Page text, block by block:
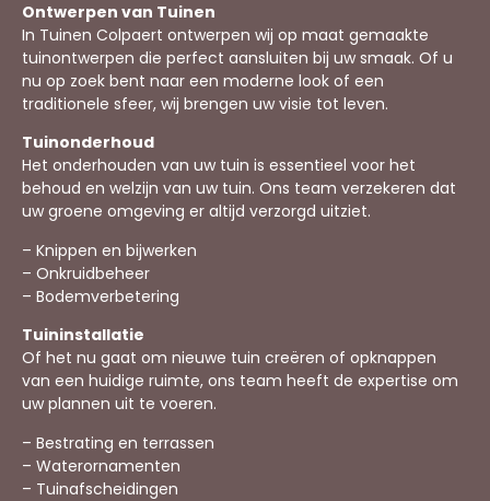
Ontwerpen van Tuinen
In Tuinen Colpaert ontwerpen wij op maat gemaakte
tuinontwerpen die perfect aansluiten bij uw smaak. Of u
nu op zoek bent naar een moderne look of een
traditionele sfeer, wij brengen uw visie tot leven.
Tuinonderhoud
Het onderhouden van uw tuin is essentieel voor het
behoud en welzijn van uw tuin. Ons team verzekeren dat
uw groene omgeving er altijd verzorgd uitziet.
– Knippen en bijwerken
– Onkruidbeheer
– Bodemverbetering
Tuininstallatie
Of het nu gaat om nieuwe tuin creëren of opknappen
van een huidige ruimte, ons team heeft de expertise om
uw plannen uit te voeren.
– Bestrating en terrassen
– Waterornamenten
– Tuinafscheidingen